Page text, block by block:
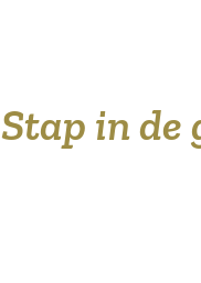
Stap in de